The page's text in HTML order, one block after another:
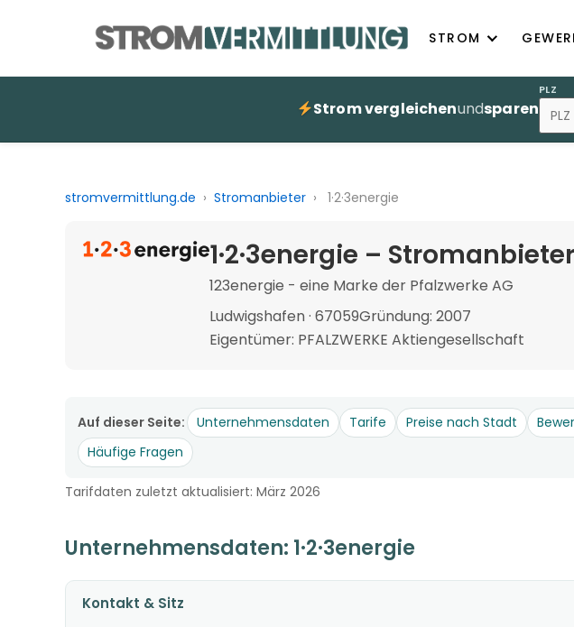
STROM
Strom vergleichenundsparen
PLZ
stromvermittlung.de › Stromanbieter › 1·2·3energie
1·2·3energie –
123energie - eine Marke der Pfalzwerke AG
Ludwigshafen · 67059Gründung: 2007
Eigentümer: PFALZWERKE Aktiengesellschaft
Auf dieser Seite: Unternehmensdaten Tarife Preise nach Stadt
Häufige Fragen
Tarifdaten zuletzt aktualisiert: März 2026
Unternehmensdaten: 1·2·3energie
Kontakt & Sitz